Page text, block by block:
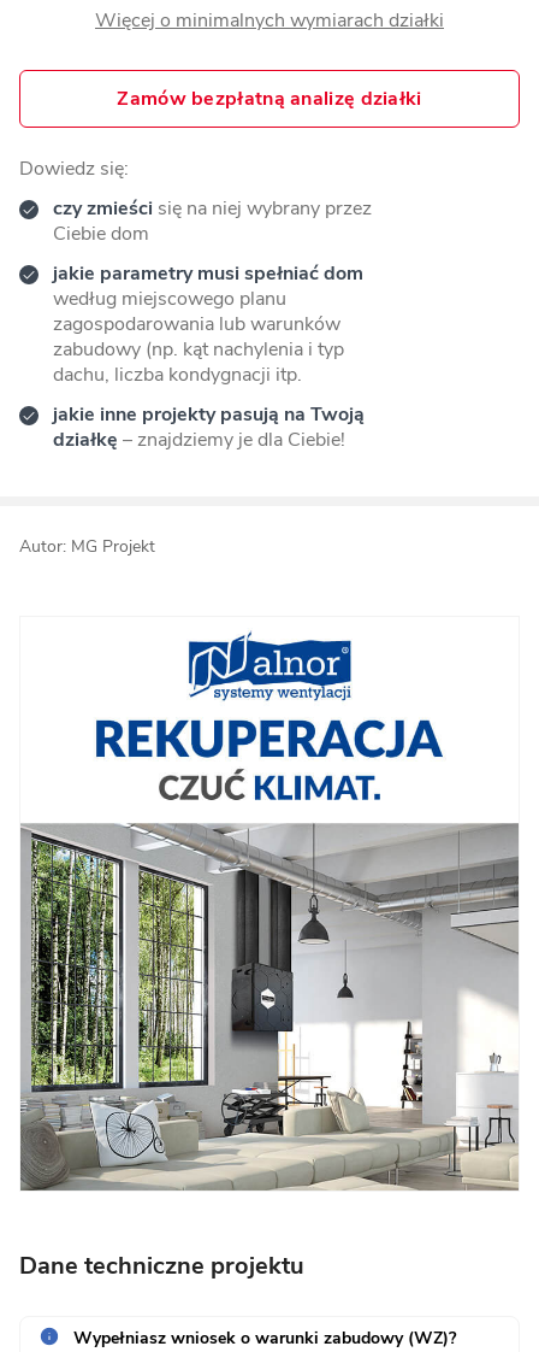
Więcej o minimalnych wymiarach działki
Zamów bezpłatną analizę działki
Dowiedz się:
czy zmieści się na niej wybrany przez
Ciebie dom
jakie parametry musi spełniać dom
według miejscowego planu
zagospodarowania lub warunków
zabudowy (np. kąt nachylenia i typ
dachu, liczba kondygnacji itp.
jakie inne projekty pasują na Twoją
działkę – znajdziemy je dla Ciebie!
Autor: MG Projekt
Dane techniczne projektu
Wypełniasz wniosek o warunki zabudowy (WZ)?